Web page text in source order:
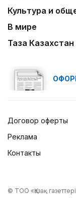
Культура и
В мире
Таза Казахстан
Договор оферты
Реклама
Контакты
© ТОО «Қазақ